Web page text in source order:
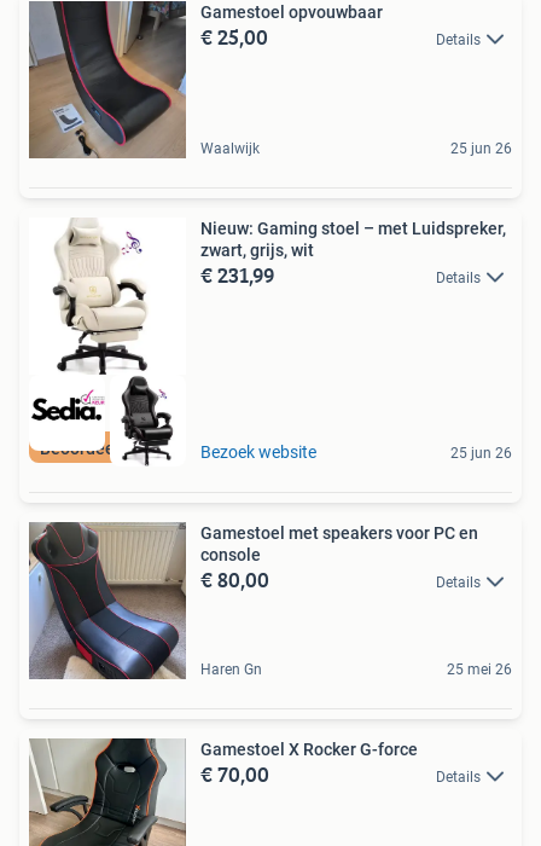
Gamestoel opvouwbaar
€ 25,00 Details
Waalwijk 25 jun 26
Beoordeeld met 9+
Nieuw: Gaming stoel – met Luidspreker,
zwart, grijs, wit
€ 231,99 Details
Bezoek website 25 jun 26
Gamestoel met speakers voor PC en
console
€ 80,00 Details
Haren Gn 25 mei 26
Gamestoel X Rocker G-force
€ 70,00 Details